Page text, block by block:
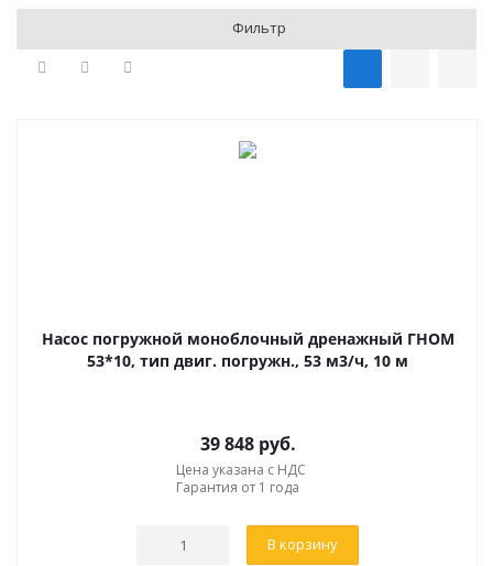
Фильтр
Насос погружной моноблочный дренажный ГНОМ
53*10, тип двиг. погружн., 53 м3/ч, 10 м
39 848руб.
Цена указана с НДС
Гарантия от 1 года
В корзину